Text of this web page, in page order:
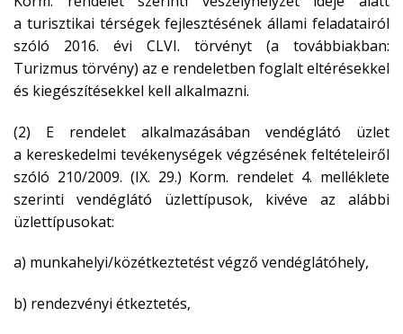
a turisztikai térségek fejlesztésének állami feladatairól
szóló 2016. évi CLVI. törvényt (a továbbiakban:
Turizmus törvény) az e rendeletben foglalt eltérésekkel
és kiegészítésekkel kell alkalmazni.
(2) E rendelet alkalmazásában vendéglátó üzlet
a kereskedelmi tevékenységek végzésének feltételeiről
szóló 210/2009. (IX. 29.) Korm. rendelet 4. melléklete
szerinti vendéglátó üzlettípusok, kivéve az alábbi
üzlettípusokat:
a) munkahelyi/közétkeztetést végző vendéglátóhely,
b) rendezvényi étkeztetés,